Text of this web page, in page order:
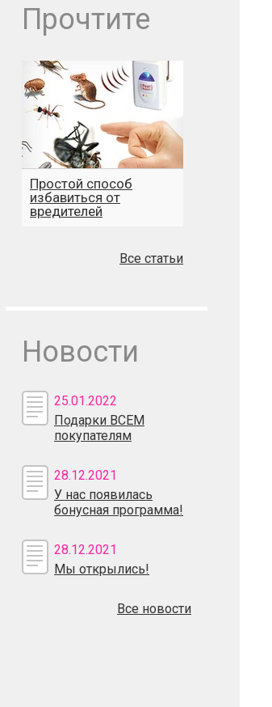
Прочтите
Простой способ
избавиться от
вредителей
Все статьи
Новости
25.01.2022
Подарки ВСЕМ
покупателям
28.12.2021
У нас появилась
бонусная программа!
28.12.2021
Мы открылись!
Все новости